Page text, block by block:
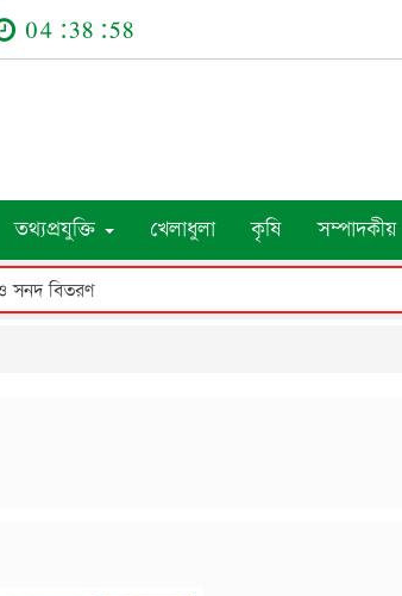
04:38:59
তথ্যপ্রযুক্তি খেলাধুলা কৃষি সম্পাদকীয়
ভাঙচুর ও লুটপাট